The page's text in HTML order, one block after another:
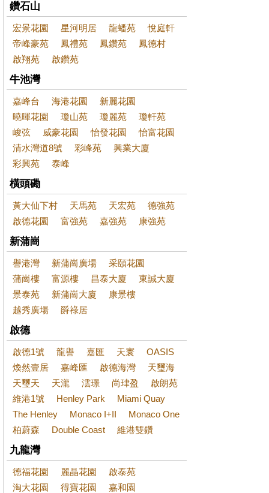
鑽石山
宏景花園 星河明居 龍蟠苑
悅庭軒
帝峰豪苑
鳳禮苑 鳳鑽苑
鳳德村
啟翔苑
啟鑽苑
牛池灣
嘉峰台 海港花園
新麗花園
曉暉花園
瓊山苑 瓊麗苑
瓊軒苑
峻弦
威豪花園 怡發花園
怡富花園
清水灣道8號
彩峰苑
興業大廈
彩興苑
泰峰
橫頭磡
黃大仙下村 天馬苑 天宏苑
德強苑
啟德花園
富強苑 嘉強苑 康強苑
新蒲崗
譽港灣 新蒲崗廣場
采頤花園
蒲崗樓
富源樓 昌泰大廈
東誠大廈
景泰苑
新蒲崗大廈
康景樓
越秀廣場
爵祿居
啟德
啟德1號 龍譽 嘉匯 天寰
OASIS
煥然壹居
嘉峰匯 啟德海灣
天璽海
天璽天
天瀧 澐璟 尚珒盈
啟朗苑
維港1號
Henley Park
Miami Quay
The Henley
Monaco I+II
Monaco One
柏蔚森
Double Coast 維港雙鑽
九龍灣
德福花園 麗晶花園
啟泰苑
淘大花園
得寶花園 嘉和園